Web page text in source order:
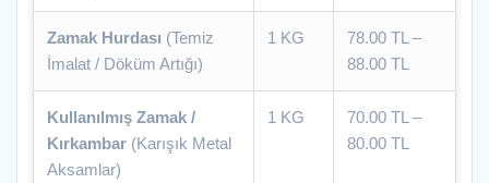
Zamak Hurdası (Temiz
İmalat / Döküm Artığı)
1 KG
78.00 TL –
88.00 TL
Kullanılmış Zamak /
Kırkambar (Karışık Metal
Aksamlar)
1 KG
70.00 TL –
80.00 TL